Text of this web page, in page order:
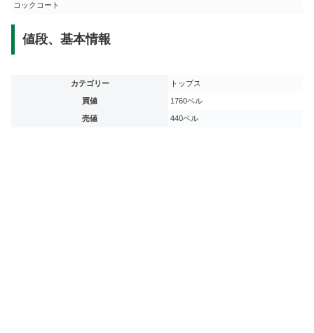
コックコート
値段、基本情報
カテゴリー トップス
買値 1760ベル
売値 440ベル